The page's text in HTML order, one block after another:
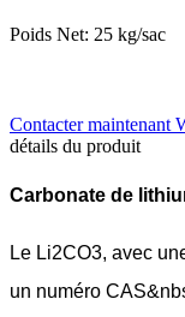
Poids Net: 25 kg/sac
Contacter maintenant
détails du produit
Carbonate de
Le Li2CO3, avec
un numéro